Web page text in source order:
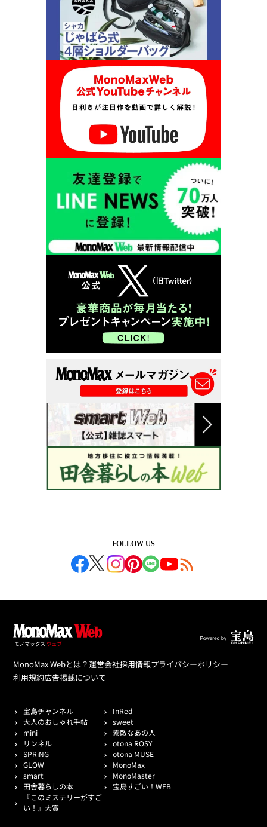
FOLLOW US
MonoMax Webとは？運営会社採用情報プライバシーポリシー
利用規約広告掲載について
宝島チャンネル
InRed
大人のおしゃれ手帖
sweet
mini
素敵なあの人
リンネル
otona ROSY
SPRiNG
otona MUSE
GLOW
MonoMax
smart
MonoMaster
田舎暮らしの本
宝島すごい！WEB
『このミステリーがすご
い！』大賞